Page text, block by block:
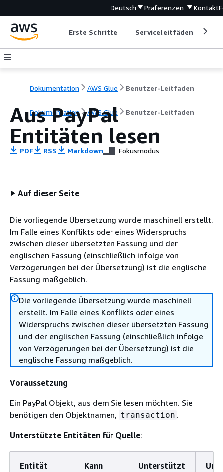
Deutsch Präferenzen Kontakt
Erste Schritte Serviceleitfäden
Dokumentation AWS Glue Benutzer-Leitfaden
Dokumentation AWS Glue Benutzer-Leitfaden
Aus PayPal
Entitäten lesen
PDF RSS Markdown Fokusmodus
Auf dieser Seite
Die vorliegende Übersetzung wurde maschinell erstellt.
Im Falle eines Konflikts oder eines Widerspruchs
zwischen dieser übersetzten Fassung und der
englischen Fassung (einschließlich infolge von
Verzögerungen bei der Übersetzung) ist die englische
Fassung maßgeblich.
Die vorliegende Übersetzung wurde maschinell
erstellt. Im Falle eines Konflikts oder eines
Widerspruchs zwischen dieser übersetzten Fassung
und der englischen Fassung (einschließlich infolge
von Verzögerungen bei der Übersetzung) ist die
englische Fassung maßgeblich.
Voraussetzung
Ein PayPal Objekt, aus dem Sie lesen möchten. Sie
benötigen den Objektnamen, transaction .
Unterstützte Entitäten für Quelle:
Entität
Kann
Unterstützt